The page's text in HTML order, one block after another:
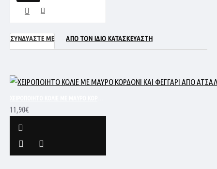
ΣΥΝΔΥΑΣΤΕ ΜΕ ΑΠΟ ΤΟΝ ΙΔΙΟ ΚΑΤΑΣΚΕΥΑΣΤΗ
11,90€